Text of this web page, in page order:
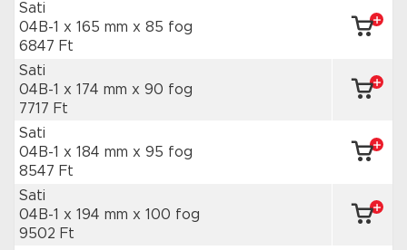
Sati
04B-1 x 165 mm x 85 fog
6847 Ft
Sati
04B-1 x 174 mm x 90 fog
7717 Ft
Sati
04B-1 x 184 mm x 95 fog
8547 Ft
Sati
04B-1 x 194 mm x 100 fog
9502 Ft